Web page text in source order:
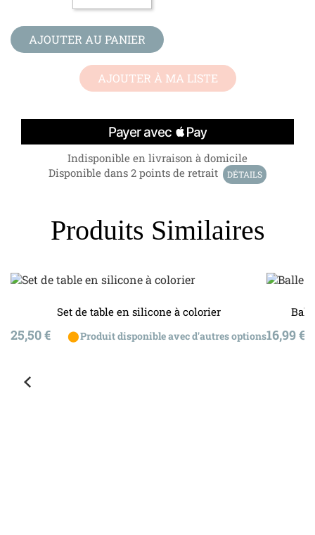
AJOUTER AU PANIER
AJOUTER À MA LISTE
Indisponible en livraison à domicile
Disponible dans 2 points de retrait
DÉTAILS
Produits Similaires
Set de table en silicone à colorier
Prix
25,50 € ⬤Produit disponible avec d'autres optionsPrix
16,99 €